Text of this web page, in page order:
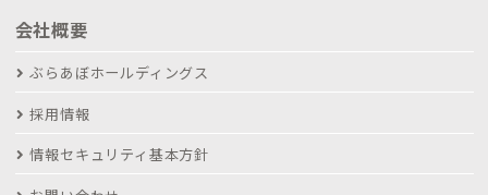
会社概要
ぶらあぼホールディングス
採用情報
情報セキュリティ基本方針